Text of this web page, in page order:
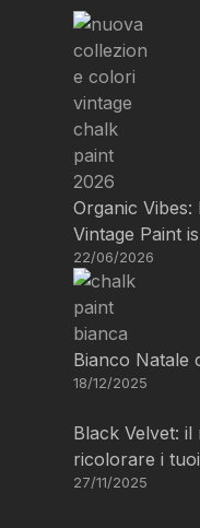
Organic
Vintage Paint
22/06/2026
Bianco Natale
18/12/2025
Black Velvet:
ricolorare i
27/11/2025